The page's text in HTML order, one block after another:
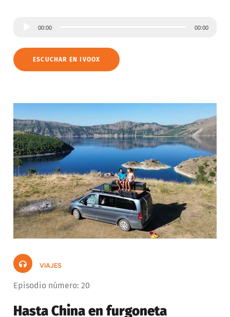
p
r
d
u
c
t
o
r
d
e
a
u
d
i
o
00:00 00:00
ESCUCHAR EN IVOOX
VIAJES
Episodio número: 20
Hasta China en furgoneta